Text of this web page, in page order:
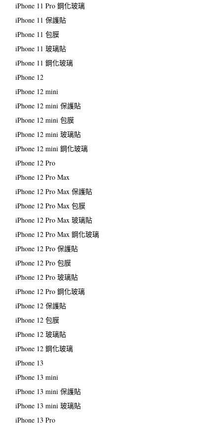
iPhone 11 Pro 鋼化玻璃
iPhone 11 保護貼
iPhone 11 包膜
iPhone 11 玻璃貼
iPhone 11 鋼化玻璃
iPhone 12
iPhone 12 mini
iPhone 12 mini 保護貼
iPhone 12 mini 包膜
iPhone 12 mini 玻璃貼
iPhone 12 mini 鋼化玻璃
iPhone 12 Pro
iPhone 12 Pro Max
iPhone 12 Pro Max 保護貼
iPhone 12 Pro Max 包膜
iPhone 12 Pro Max 玻璃貼
iPhone 12 Pro Max 鋼化玻璃
iPhone 12 Pro 保護貼
iPhone 12 Pro 包膜
iPhone 12 Pro 玻璃貼
iPhone 12 Pro 鋼化玻璃
iPhone 12 保護貼
iPhone 12 包膜
iPhone 12 玻璃貼
iPhone 12 鋼化玻璃
iPhone 13
iPhone 13 mini
iPhone 13 mini 保護貼
iPhone 13 mini 玻璃貼
iPhone 13 Pro